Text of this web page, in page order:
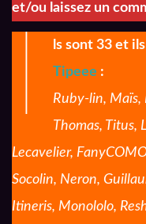
et/ou laissez un
ls sont 33 et
Tipeee :
Ruby-lin, Maïs,
Thomas, Titus,
Lecavelier,
Socolin, Neron,
Itineris, Monololo,